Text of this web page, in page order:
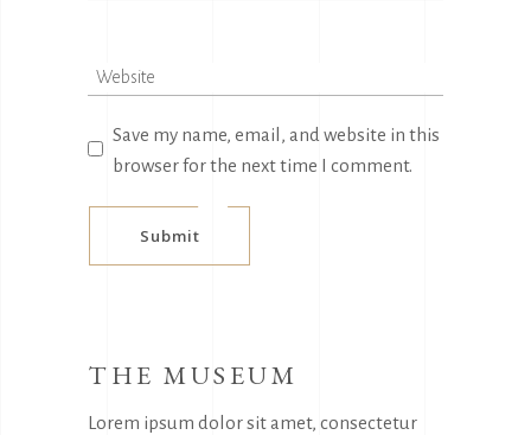
Save my name, email, and website in this
browser for the next time I comment.
Submit
THE MUSEUM
Lorem ipsum dolor sit amet, consectetur